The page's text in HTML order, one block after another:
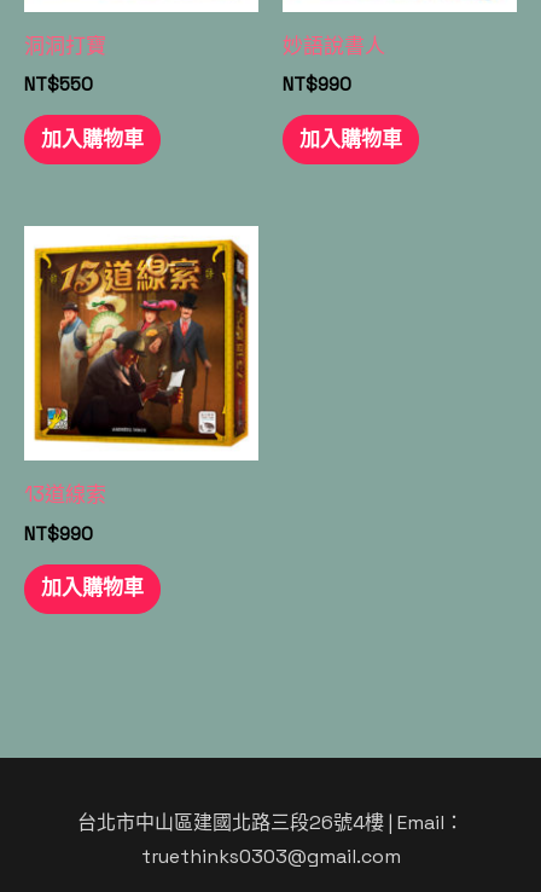
洞洞打寶
NT$550
加入購物車
妙語說書人
NT$990
加入購物車
13道線索
NT$990
加入購物車
台北市中山區建國北路三段26號4樓| Email：
truethinks0303@gmail.com